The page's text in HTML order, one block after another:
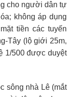
cho người dân tự
không áp dụng
tiền các tuyến
Tây (lộ giới 25m,
1/500 được duyệt
sông nhà Lê (mắt